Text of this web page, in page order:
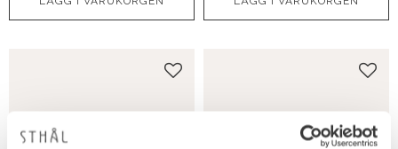
Lägg till i favoriter